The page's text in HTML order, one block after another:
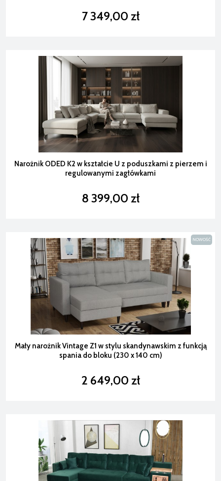
7 349,00 zł
Narożnik ODED K2 w kształcie U z poduszkami z pierzem i
regulowanymi zagłówkami
8 399,00 zł
Mały narożnik Vintage Z1 w stylu skandynawskim z funkcją
spania do bloku (230 x 140 cm)
2 649,00 zł
NOWOŚĆ